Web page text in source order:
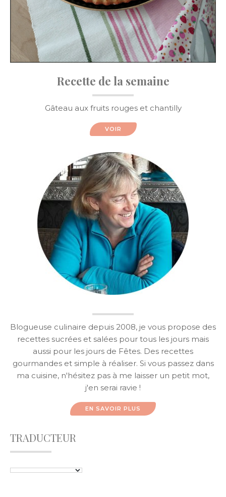
Recette de la semaine
Gâteau aux fruits rouges et chantilly
VOIR
Blogueuse culinaire depuis 2008, je vous propose des
recettes sucrées et salées pour tous les jours mais
aussi pour les jours de Fêtes. Des recettes
gourmandes et simple à réaliser. Si vous passez dans
ma cuisine, n'hésitez pas à me laisser un petit mot,
j'en serai ravie !
EN SAVOIR PLUS
TRADUCTEUR